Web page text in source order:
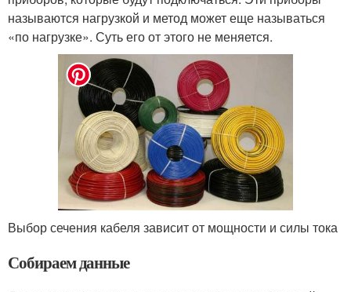
называются нагрузкой и метод может еще называться
«по нагрузке». Суть его от этого не меняется.
Выбор сечения кабеля зависит от мощности и силы тока
Собираем данные